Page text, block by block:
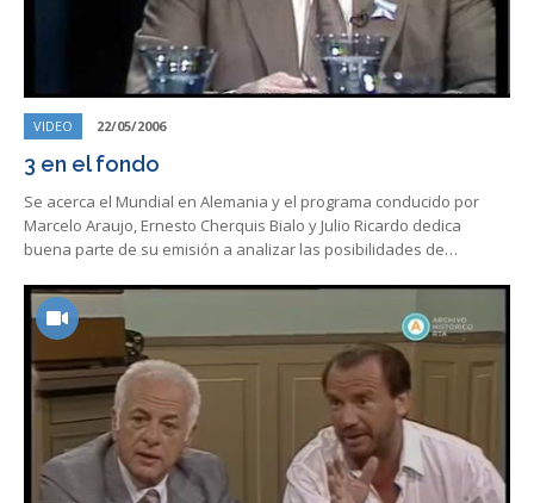
VIDEO 22/05/2006
3 en el fondo
Se acerca el Mundial en Alemania y el programa conducido por
Marcelo Araujo, Ernesto Cherquis Bialo y Julio Ricardo dedica
buena parte de su emisión a analizar las posibilidades de…